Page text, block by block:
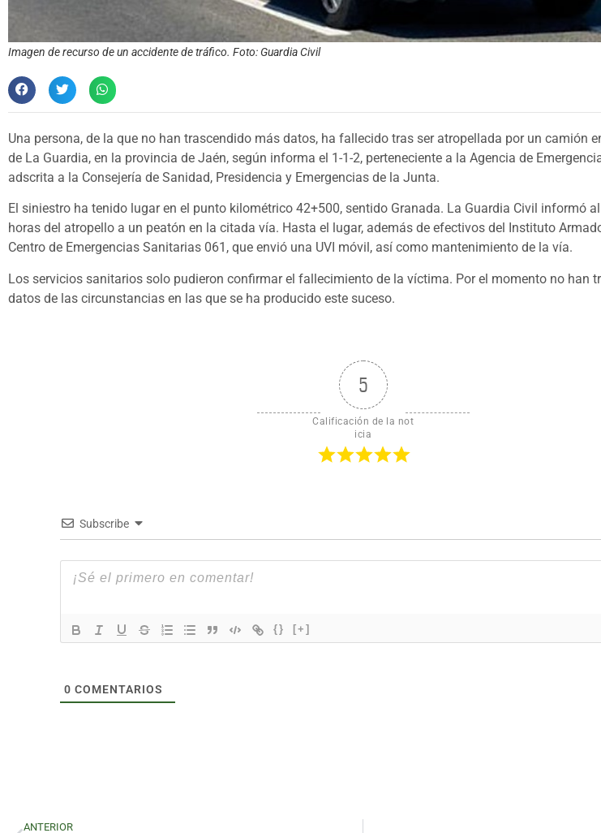
Imagen de recurso de un accidente de tráfico. Foto: Guardia Civil
Una persona, de la que no han trascendido más datos, ha fallecido tras ser atropellada por un camión
de La Guardia, en la provincia de Jaén, según informa el 1-1-2, perteneciente a la Agencia de
adscrita a la Consejería de Sanidad, Presidencia y Emergencias de la Junta.
El siniestro ha tenido lugar en el punto kilométrico 42+500, sentido Granada. La Guardia Civil informó
horas del atropello a un peatón en la citada vía. Hasta el lugar, además de efectivos del Instituto
Centro de Emergencias Sanitarias 061, que envió una UVI móvil, así como mantenimiento de la vía.
Los servicios sanitarios solo pudieron confirmar el fallecimiento de la víctima. Por el momento no han
datos de las circunstancias en las que se ha producido este suceso.
5
Calificación de la not
icia
Subscribe
{} [+]
0 COMENTARIOS
ANTERIOR